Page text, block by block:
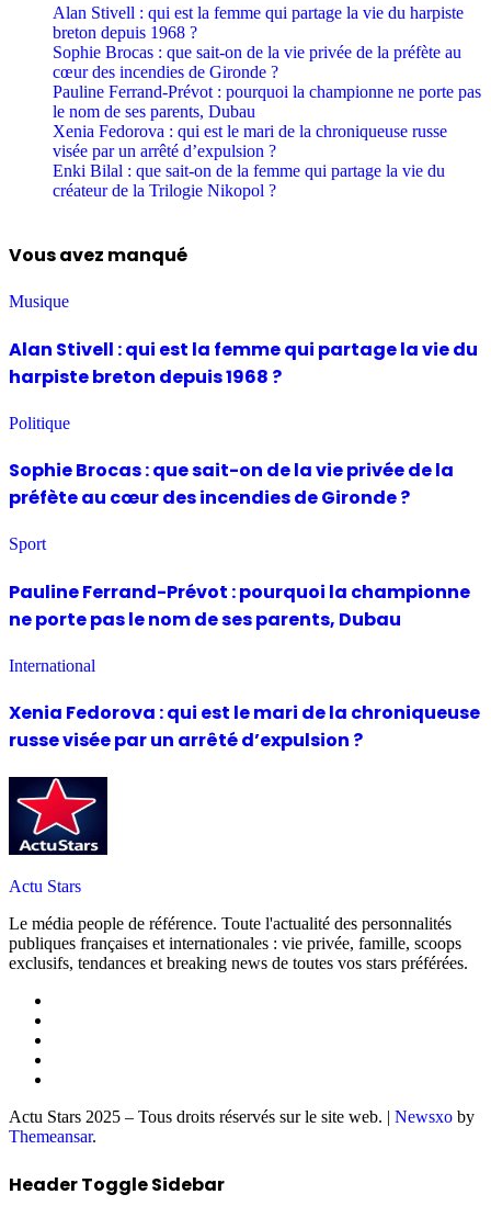
Alan Stivell : qui est la femme qui partage la vie du harpiste
breton depuis 1968 ?
Sophie Brocas : que sait-on de la vie privée de la préfète au
cœur des incendies de Gironde ?
Pauline Ferrand-Prévot : pourquoi la championne ne porte pas
le nom de ses parents, Dubau
Xenia Fedorova : qui est le mari de la chroniqueuse russe
visée par un arrêté d’expulsion ?
Enki Bilal : que sait-on de la femme qui partage la vie du
créateur de la Trilogie Nikopol ?
Vous avez manqué
Musique
Alan Stivell : qui est la femme qui partage la vie du
harpiste breton depuis 1968 ?
Politique
Sophie Brocas : que sait-on de la vie privée de la
préfète au cœur des incendies de Gironde ?
Sport
Pauline Ferrand-Prévot : pourquoi la championne
ne porte pas le nom de ses parents, Dubau
International
Xenia Fedorova : qui est le mari de la chroniqueuse
russe visée par un arrêté d’expulsion ?
Actu Stars
Le média people de référence. Toute l'actualité des personnalités
publiques françaises et internationales : vie privée, famille, scoops
exclusifs, tendances et breaking news de toutes vos stars préférées.
Actu Stars 2025 – Tous droits réservés sur le site web. Newsxo by
Themeansar.
Header Toggle Sidebar